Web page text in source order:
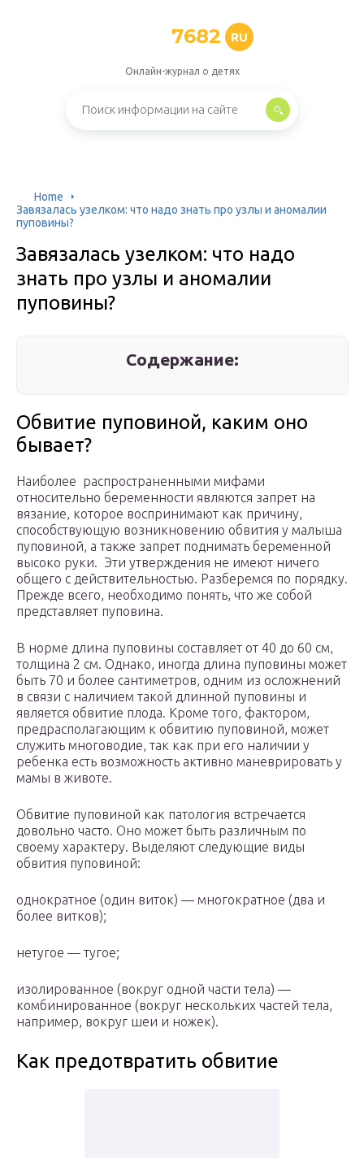
7682 RU
Онлайн-журнал о детях
Home
Завязалась узелком: что надо знать про узлы и аномалии
пуповины?
Завязалась узелком: что надо
знать про узлы и аномалии
пуповины?
Содержание:
Обвитие пуповиной, каким оно
бывает?
Наиболее распространенными мифами
относительно беременности являются запрет на
вязание, которое воспринимают как причину,
способствующую возникновению обвития у малыша
пуповиной, а также запрет поднимать беременной
высоко руки. Эти утверждения не имеют ничего
общего с действительностью. Разберемся по порядку.
Прежде всего, необходимо понять, что же собой
представляет пуповина.
В норме длина пуповины составляет от 40 до 60 см,
толщина 2 см. Однако, иногда длина пуповины может
быть 70 и более сантиметров, одним из осложнений
в связи с наличием такой длинной пуповины и
является обвитие плода. Кроме того, фактором,
предрасполагающим к обвитию пуповиной, может
служить многоводие, так как при его наличии у
ребенка есть возможность активно маневрировать у
мамы в животе.
Обвитие пуповиной как патология встречается
довольно часто. Оно может быть различным по
своему характеру. Выделяют следующие виды
обвития пуповиной:
однократное (один виток) — многократное (два и
более витков);
нетугое — тугое;
изолированное (вокруг одной части тела) —
комбинированное (вокруг нескольких частей тела,
например, вокруг шеи и ножек).
Как предотвратить обвитие